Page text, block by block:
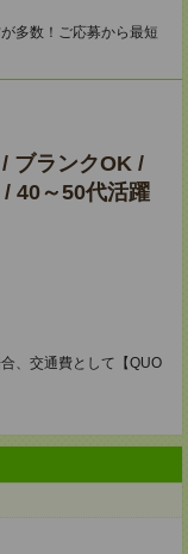
多数！ご応募から最短
ブランクOK /
40～50代活躍
、交通費として【QUO